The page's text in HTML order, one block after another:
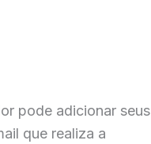
pode adicionar seus
que realiza a